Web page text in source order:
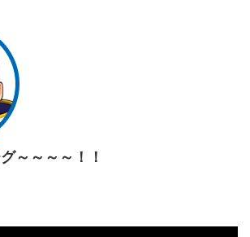
～～～～！！